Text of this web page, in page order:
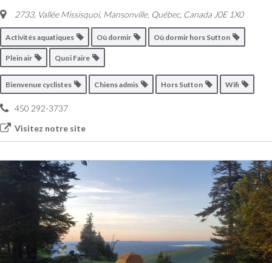
2733, Vallée Missisquoi, Mansonville, Québec, Canada J0E 1X0
Activités aquatiques Où dormir Où dormir hors Sutton
Plein air Quoi Faire
Bienvenue cyclistes Chiens admis Hors Sutton Wifi
450 292-3737
Visitez notre site